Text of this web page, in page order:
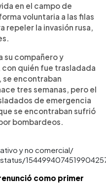
en el campo de
voluntaria a las filas
repeler la invasión rusa,
su compañero y
con quién fue trasladada
, se encontraban
tres semanas, pero el
de emergencia
se encontraban sufrió
bombardeos.
y no comercial/
como primer